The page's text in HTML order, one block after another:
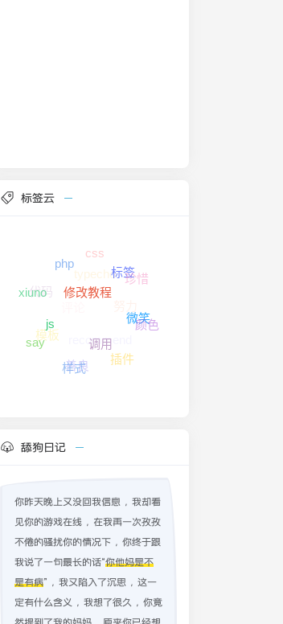
标签云
代码
xiuno
php
css
typecho
评论
模板
say
js
标签
珍惜
努力
recommend
善良
样式
调用
微笑
颜色
插件
舔狗日记
你昨天晚上又没回我信息，我却看
见你的游戏在线，在我再一次孜孜
不倦的骚扰你的情况下，你终于跟
我说了一句最长的话“你他妈是不
是有病”，我又陷入了沉思，这一
定有什么含义，我想了很久，你竟